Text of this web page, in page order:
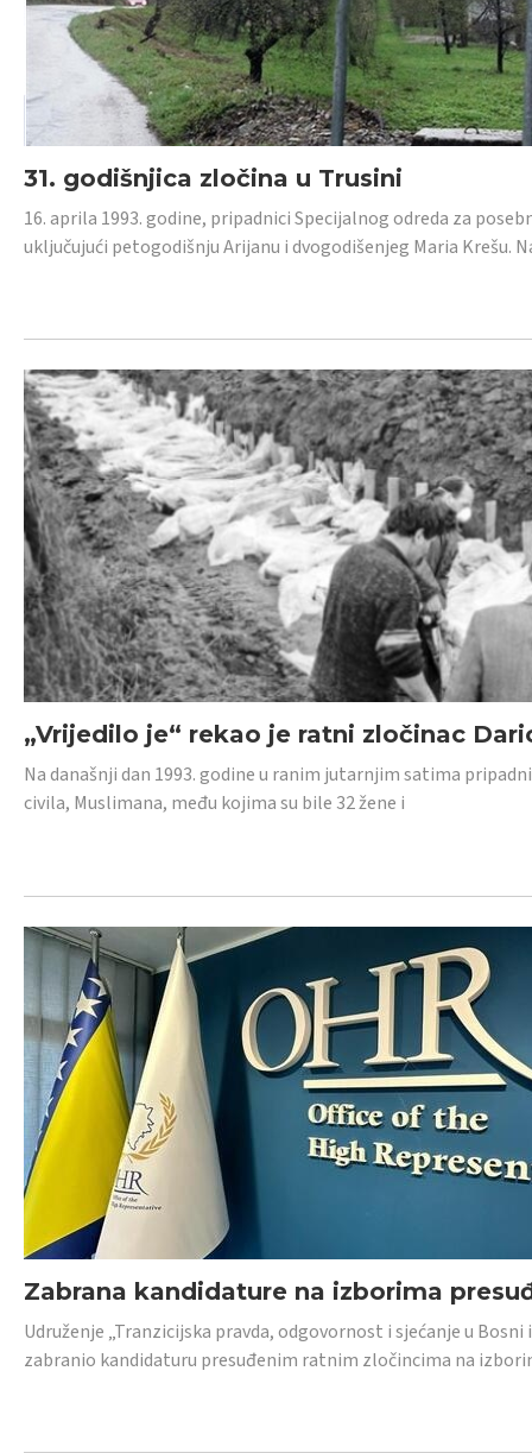
31. godišnjica zločina u Trusini
16. aprila 1993. godine, pripadnici Specijalnog odreda za
uključujući petogodišnju Arijanu i dvogodišenjeg Maria Krešu.
„Vrijedilo je“ rekao je ratni zločinac
Na današnji dan 1993. godine u ranim jutarnjim satima
civila, Muslimana, među kojima su bile 32 žene i
Zabrana kandidature na izborima
Udruženje „Tranzicijska pravda, odgovornost i sjećanje u
zabranio kandidaturu presuđenim ratnim zločincima na